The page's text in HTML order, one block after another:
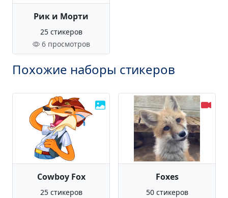
Рик и Морти
25 стикеров
6 просмотров
Похожие наборы стикеров
Cowboy Fox
25 стикеров
Foxes
50 стикеров